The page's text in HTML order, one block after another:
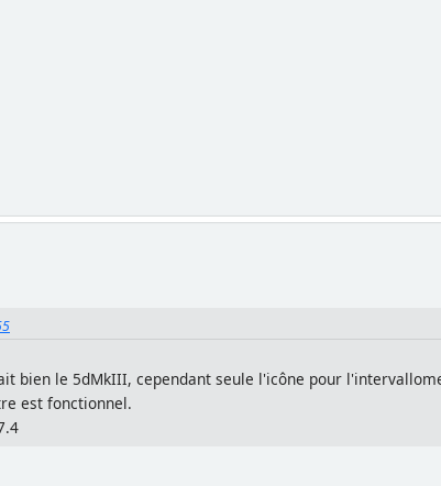
bien le 5dMkIII, cependant seule l'icône pour
est fonctionnel.